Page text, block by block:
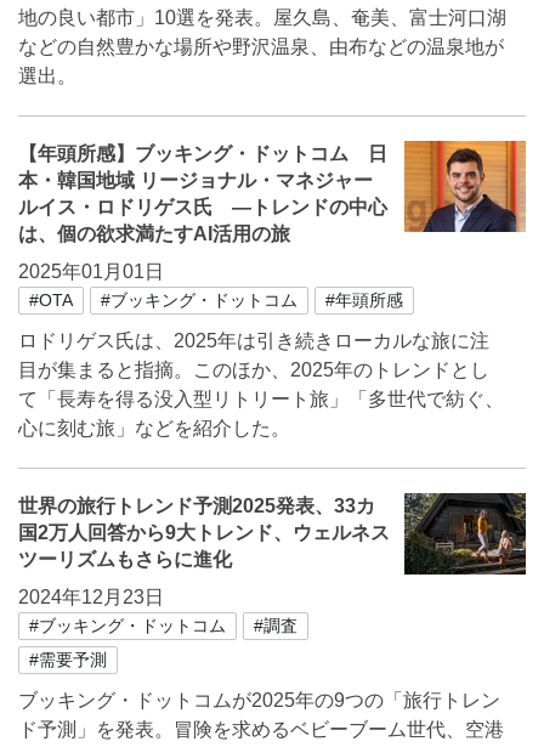
地の良い都市」10選を発表。屋久島、奄美、富士河口湖
などの自然豊かな場所や野沢温泉、由布などの温泉地が
選出。
【年頭所感】ブッキング・ドットコム 日
本・韓国地域 リージョナル・マネジャー
ルイス・ロドリゲス氏 ―トレンドの中心
は、個の欲求満たすAI活用の旅
2025年01月01日
#OTA #ブッキング・ドットコム #年頭所感
ロドリゲス氏は、2025年は引き続きローカルな旅に注
目が集まると指摘。このほか、2025年のトレンドとし
て「長寿を得る没入型リトリート旅」「多世代で紡ぐ、
心に刻む旅」などを紹介した。
世界の旅行トレンド予測2025発表、33カ
国2万人回答から9大トレンド、ウェルネス
ツーリズムもさらに進化
2024年12月23日
#ブッキング・ドットコム
#調査
#需要予測
ブッキング・ドットコムが2025年の9つの「旅行トレン
ド予測」を発表。冒険を求めるベビーブーム世代、空港